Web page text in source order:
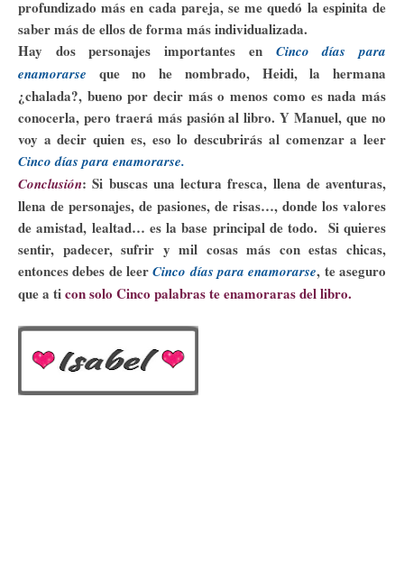
profundizado más en cada pareja, se me quedó la espinita de
saber más de ellos de forma más individualizada.
Hay dos personajes importantes en Cinco días para
enamorarse que no he nombrado, Heidi, la hermana
¿chalada?, bueno por decir más o menos como es nada más
conocerla, pero traerá más pasión al libro. Y Manuel, que no
voy a decir quien es, eso lo descubrirás al comenzar a leer
Cinco días para enamorarse.
Conclusión: Si buscas una lectura fresca, llena de aventuras,
llena de personajes, de pasiones, de risas…, donde los valores
de amistad, lealtad… es la base principal de todo. Si quieres
sentir, padecer, sufrir y mil cosas más con estas chicas,
entonces debes de leerCinco días para enamorarse, te aseguro
que a ticon solo Cinco palabras te enamoraras del libro.